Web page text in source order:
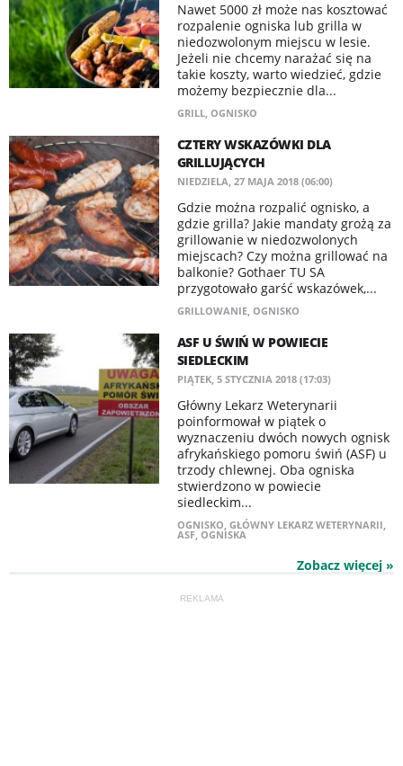
Nawet 5000 zł może nas kosztować
rozpalenie ogniska lub grilla w
niedozwolonym miejscu w lesie.
Jeżeli nie chcemy narażać się na
takie koszty, warto wiedzieć, gdzie
możemy bezpiecznie dla...
GRILL, OGNISKO
CZTERY WSKAZÓWKI DLA
GRILLUJĄCYCH
NIEDZIELA, 27 MAJA 2018 (06:00)
Gdzie można rozpalić ognisko, a
gdzie grilla? Jakie mandaty grożą za
grillowanie w niedozwolonych
miejscach? Czy można grillować na
balkonie? Gothaer TU SA
przygotowało garść wskazówek,...
GRILLOWANIE, OGNISKO
ASF U ŚWIŃ W POWIECIE
SIEDLECKIM
PIĄTEK, 5 STYCZNIA 2018 (17:03)
Główny Lekarz Weterynarii
poinformował w piątek o
wyznaczeniu dwóch nowych ognisk
afrykańskiego pomoru świń (ASF) u
trzody chlewnej. Oba ogniska
stwierdzono w powiecie
siedleckim...
OGNISKO, GŁÓWNY LEKARZ WETERYNARII,
ASF, OGNISKA
Zobacz więcej »
REKLAMA